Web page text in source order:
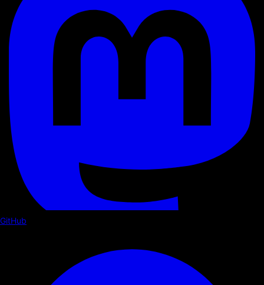
GitHub